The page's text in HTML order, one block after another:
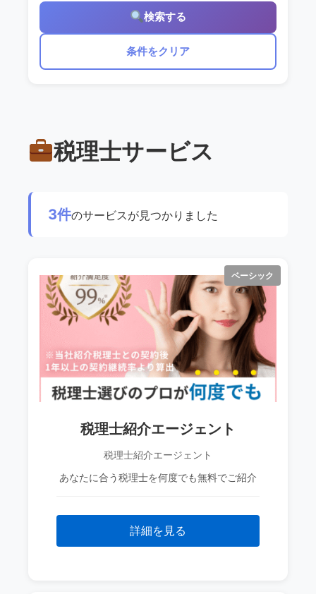
検索する
条件をクリア
税理士サービス
3件のサービスが見つかりました
ベーシック
税理士紹介エージェント
税理士紹介エージェント
あなたに合う税理士を何度でも無料でご紹介
詳細を見る